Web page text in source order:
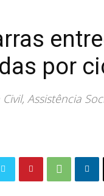
por
Assistência